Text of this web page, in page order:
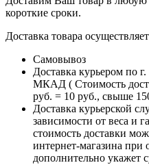
короткие сроки.
Доставка товара
Самовывоз
Доставка курьером по
МКАД ( Стоимость
руб. = 10 руб., свыше
Доставка курьерской
зависимости от веса и
стоимость доставки
интернет-магазина при
дополнительно укажет